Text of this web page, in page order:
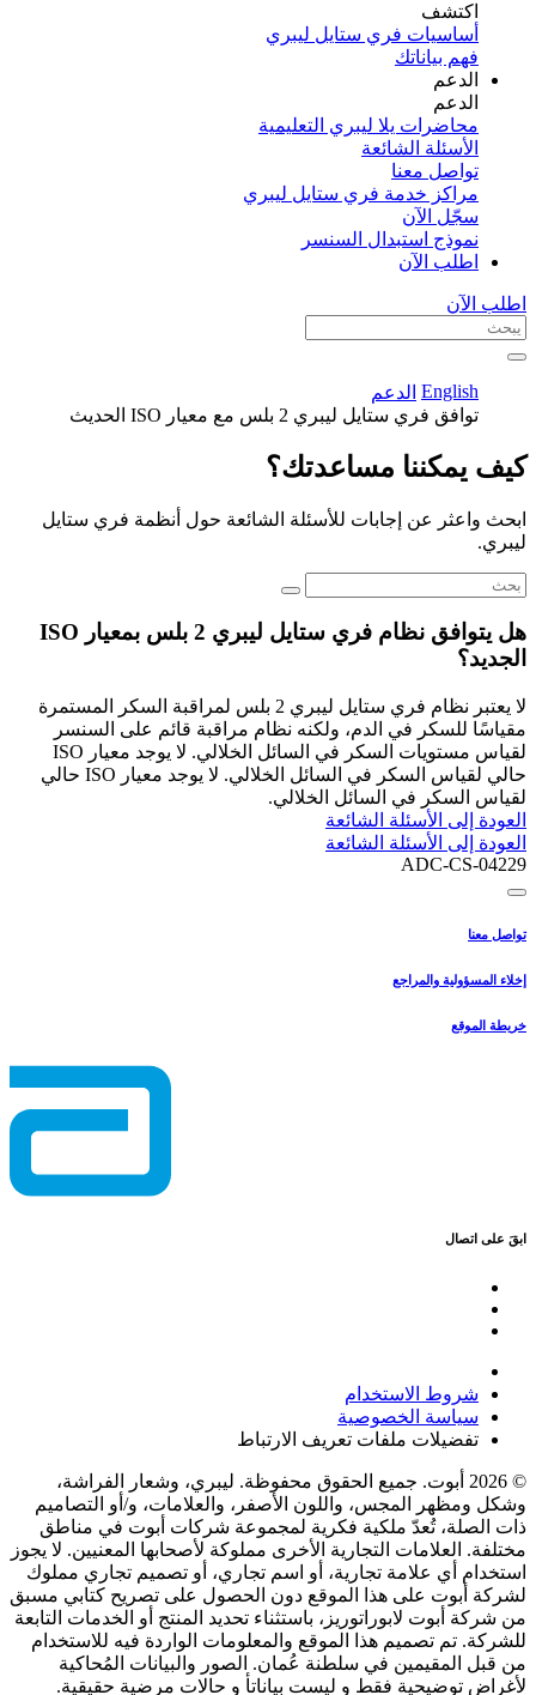
اكتشف​
أساسيات فري ستايل ليبري
فهم بياناتك
الدعم
الدعم
محاضرات يلا ليبري التعليمية
الأسئلة الشائعة
تواصل معنا
مراكز خدمة فري ستايل ليبري
سجّل الآن​
نموذج استبدال السنسر
اطلب الآن
اطلب الآن
English الدعم
توافق فري ستايل ليبري 2 بلس مع معيار ISO الحديث
كيف يمكننا مساعدتك؟
ابحث واعثر عن إجابات للأسئلة الشائعة حول أنظمة فري ستايل
ليبري.
هل يتوافق نظام فري ستايل ليبري 2 بلس بمعيار ISO
الجديد؟
لا يعتبر نظام فري ستايل ليبري 2 بلس لمراقبة السكر المستمرة
مقياسًا للسكر في الدم، ولكنه نظام مراقبة قائم على السنسر
لقياس مستويات السكر في السائل الخلالي. لا يوجد معيار ISO
حالي لقياس السكر في السائل الخلالي. لا يوجد معيار ISO حالي
لقياس السكر في السائل الخلالي.
العودة إلى الأسئلة الشائعة
العودة إلى الأسئلة الشائعة
ADC-CS-04229
تواصل معنا
إخلاء المسؤولية والمراجع
خريطة الموقع
ابقَ على اتصال
شروط الاستخدام
سياسة الخصوصية
تفضيلات ملفات تعريف الارتباط
© 2026 أبوت. جميع الحقوق محفوظة. ليبري، وشعار الفراشة،
وشكل ومظهر المجس، واللون الأصفر، والعلامات، و/أو التصاميم
ذات الصلة، تُعدّ ملكية فكرية لمجموعة شركات أبوت في مناطق
مختلفة. العلامات التجارية الأخرى مملوكة لأصحابها المعنيين. لا يجوز
استخدام أي علامة تجارية، أو اسم تجاري، أو تصميم تجاري مملوك
لشركة أبوت على هذا الموقع دون الحصول على تصريح كتابي مسبق
من شركة أبوت لابوراتوريز، باستثناء تحديد المنتج أو الخدمات التابعة
للشركة. تم تصميم هذا الموقع والمعلومات الواردة فيه للاستخدام
من قبل المقيمين في سلطنة عُمان. الصور والبيانات المُحاكية
لأغراض توضيحية فقط و ليست بياناتأ و حالات مرضية حقيقية.